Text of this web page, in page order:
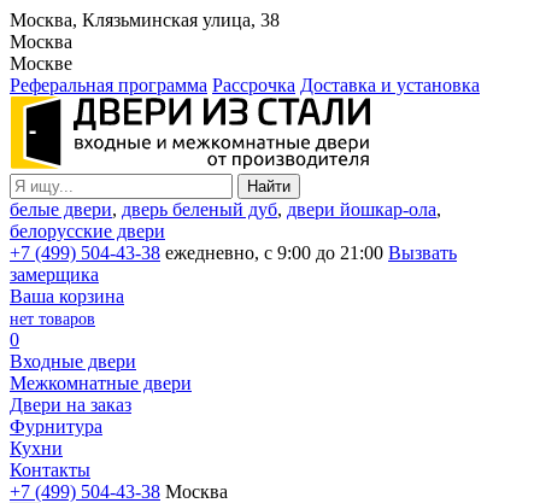
Москва, Клязьминская улица, 38
Москва
Москве
Реферальная программа Рассрочка Доставка и установка
белые двери, дверь беленый дуб, двери йошкар-ола,
белорусские двери
+7 (499) 504-43-38 ежедневно, с 9:00 до 21:00 Вызвать
замерщика
Ваша корзина
нет товаров
0
Входные двери
Межкомнатные двери
Двери на заказ
Фурнитура
Кухни
Контакты
+7 (499) 504-43-38 Москва